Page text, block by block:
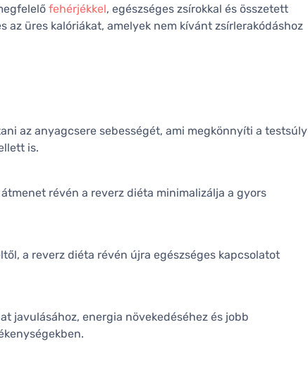
fehérjékkel, egészséges zsírokkal és összetett
üres kalóriákat, amelyek nem kívánt zsírlerakódáshoz
az anyagcsere sebességét, ami megkönnyíti a testsúly
is.
révén a reverz diéta minimalizálja a gyors
a reverz diéta révén újra egészséges kapcsolatot
javulásához, energia növekedéséhez és jobb